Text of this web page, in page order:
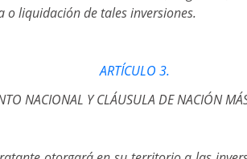
o liquidación de tales inversiones.
ARTÍCULO 3.
NACIONAL Y CLÁUSULA DE NACIÓN